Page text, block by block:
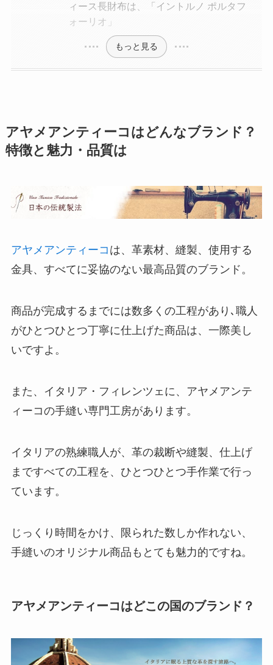
ィース長財布は、「イントルノ ポルタフ
ォーリオ」
もっと見る
アヤメアンティーコはどんなブランド？
特徴と魅力・品質は
アヤメアンティーコ は、革素材、縫製、使用する
金具、すべてに妥協のない最高品質のブランド。
商品が完成するまでには数多くの工程があり､職人
がひとつひとつ丁寧に仕上げた商品は、一際美し
いですよ。
また、イタリア・フィレンツェに、アヤメアンテ
ィーコの手縫い専門工房があります。
イタリアの熟練職人が、革の裁断や縫製、仕上げ
まですべての工程を、ひとつひとつ手作業で行っ
ています。
じっくり時間をかけ、限られた数しか作れない、
手縫いのオリジナル商品もとても魅力的ですね。
アヤメアンティーコはどこの国のブランド？